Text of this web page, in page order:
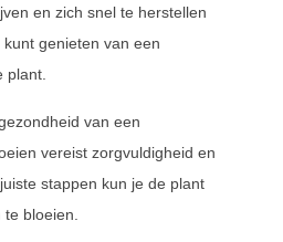
en zich snel te herstellen
genieten van een
plant.
van een
vereist zorgvuldigheid en
stappen kun je de plant
bloeien.